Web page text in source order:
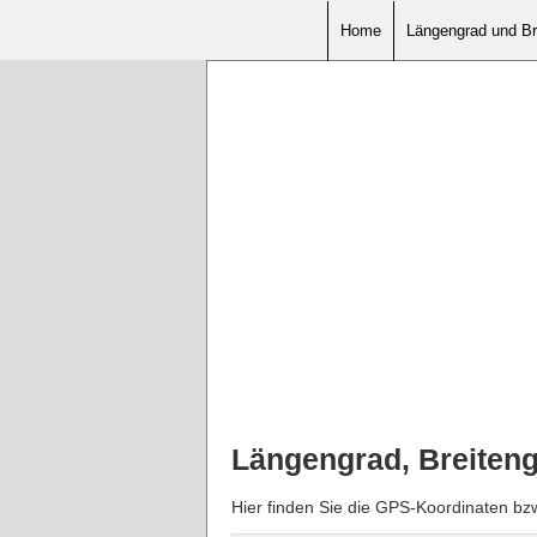
Home Längengrad und
Längengrad,
Hier finden Sie die GPS-Koordinaten